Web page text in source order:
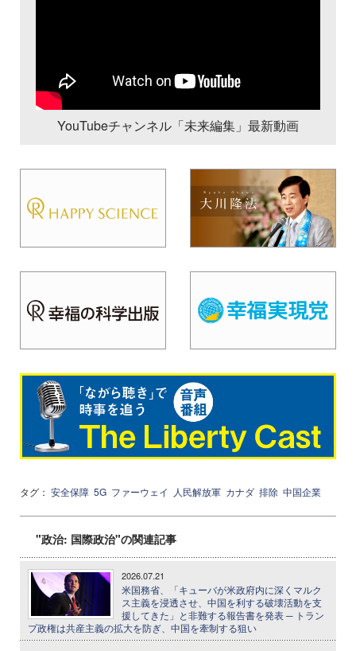
YouTubeチャンネル「未来編集」最新動画
タグ： 安全保障 5G ファーウェイ 人民解放軍 カナダ 排除 中国企業
"政治: 国際政治"の関連記事
2026.07.21
米国務省、「キューバが米政府内に深くマルク
ス主義を浸透させ、中国を利する破壊活動を支
援してきた」と非難する報告書を発表 ─ トラン
プ政権は共産主義の拡大を防ぎ、中国を牽制する狙い